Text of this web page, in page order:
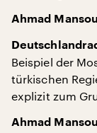
Ahmad
Beispiel der
türkischen
explizit zum
Ahmad